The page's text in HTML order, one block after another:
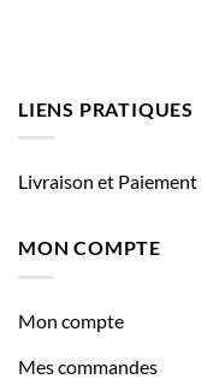
LIENS PRATIQUES
Livraison et Paiement
MON COMPTE
Mon compte
Mes commandes